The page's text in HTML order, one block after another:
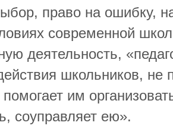
право на ошибку,
современной
деятельность,
школьников, не
им
соуправляет ею».